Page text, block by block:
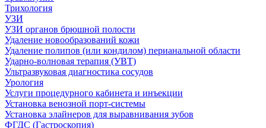
Трихология
УЗИ
УЗИ органов брюшной полости
Удаление новообразований кожи
Удаление полипов (или кондилом) перианальной области
Ударно-волновая терапия (УВТ)
Ультразвуковая диагностика сосудов
Урология
Услуги процедурного кабинета и инъекции
Установка венозной порт-системы
Установка элайнеров для выравнивания зубов
ФГДС (Гастроскопия)